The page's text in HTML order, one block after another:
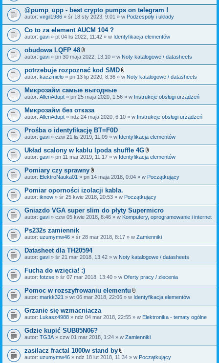
ł
ą
c
z
n
i
@pump_upp - best crypto pumps on telegram !
autor: virgil1986 » śr 18 sty 2023, 9:01 » w Podzespoły i układy
Co to za element AUCM 104 ?
autor: gavi » pt 04 lis 2022, 11:42 » w Identyfikacja elementów
obudowa LQFP 48
Z
ł
ą
c
z
n
i
i
autor: gavi » pn 30 maja 2022, 13:10 » w Noty katalogowe / datasheets
potrzebuje rozpoznać kod SMD
Z
ł
c
z
i
autor: kaczmielo » pn 13 lip 2020, 8:36 » w Noty katalogowe / datasheets
Микрозайм самые выгодные
autor: AllenAdupt » pn 25 maja 2020, 1:56 » w Instrukcje obsługi urządzeń
Микрозайм без отказа
autor: AllenAdupt » ndz 24 maja 2020, 6:10 » w Instrukcje obsługi urządzeń
Prośba o identyfikację BT=F0D
autor: gavi » czw 21 lis 2019, 11:09 » w Identyfikacja elementów
Układ scalony w kablu Ipoda shuffle 4G
Z
ł
c
z
i
k
i
autor: gavi » pn 11 mar 2019, 11:17 » w Identyfikacja elementów
Pomiary czy sprawny
Z
ł
ą
c
z
n
i
autor: ElektroNauka01 » pn 14 maja 2018, 0:04 » w Początkujący
Pomiar oporności izolacji kabla.
autor: iknow » śr 25 kwie 2018, 20:53 » w Początkujący
Gniazdo VGA super slim do płyty Supermicro
autor: gavi » czw 05 kwie 2018, 8:46 » w Komputery, oprogramowanie i internet
Ps232s zamiennik
autor: uzumymw46 » śr 28 mar 2018, 8:17 » w Zamienniki
Datasheet dla TH20594
autor: gavi » śr 21 mar 2018, 13:42 » w Noty katalogowe / datasheets
Fucha do wzięcia! :)
autor: fotzse » śr 07 mar 2018, 13:40 » w Oferty pracy / zlecenia
Pomoc w rozszyfrowaniu elementu
Z
ł
c
z
i
autor: markk321 » wt 06 mar 2018, 22:06 » w Identyfikacja elementów
Grzanie się wzmacniacza
autor: Lukasz4988 » ndz 04 mar 2018, 22:55 » w Elektronika - tematy ogólne
Gdzie kupić SUB85N06?
autor: TG3A » czw 01 mar 2018, 1:24 » w Zamienniki
zasilacz fractal 1000w stand by
Z
autor: uzumymw46 » ndz 18 lut 2018, 11:34 » w Początkujący